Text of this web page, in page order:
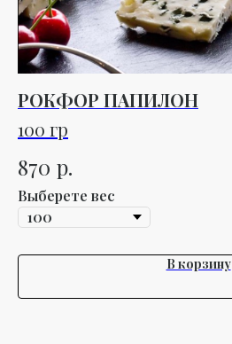
РОКФОР ПАПИЛОН
100 гр
870 р.
Выберете вес
В корзину